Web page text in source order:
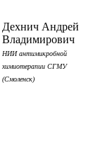
Дехнич Андрей
Владимирович
НИИ антимикробной
химиотерапии СГМУ
(Смоленск)